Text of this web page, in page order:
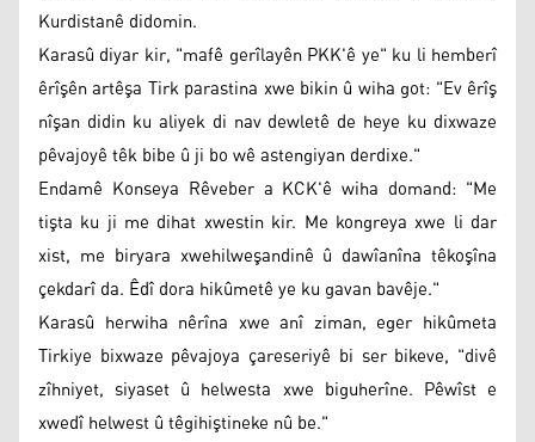
Kurdistanê didomin.
Karasû diyar kir, "mafê gerîlayên PKK'ê ye" ku li hemberî
êrîşên artêşa Tirk parastina xwe bikin û wiha got: "Ev êrîş
nîşan didin ku aliyek di nav dewletê de heye ku dixwaze
pêvajoyê têk bibe û ji bo wê astengiyan derdixe."
Endamê Konseya Rêveber a KCK'ê wiha domand: "Me
tişta ku ji me dihat xwestin kir. Me kongreya xwe li dar
xist, me biryara xwehilweşandinê û dawîanîna têkoşîna
çekdarî da. Êdî dora hikûmetê ye ku gavan bavêje."
Karasû herwiha nêrîna xwe anî ziman, eger hikûmeta
Tirkiye bixwaze pêvajoya çareseriyê bi ser bikeve, "divê
zîhniyet, siyaset û helwesta xwe biguherîne. Pêwîst e
xwedî helwest û têgihiştineke nû be."